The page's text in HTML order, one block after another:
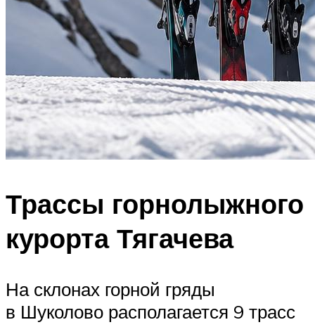
Трассы горнолыжного
курорта Тягачева
На склонах горной гряды
в Шуколово располагается 9 трасс